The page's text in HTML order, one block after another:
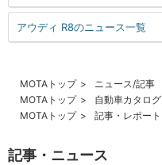
アウディ R8のニュース一覧
MOTAトップ ニュース/記事
MOTAトップ
自動車カタログ
MOTAトップ
記事・レポート
記事・ニュース